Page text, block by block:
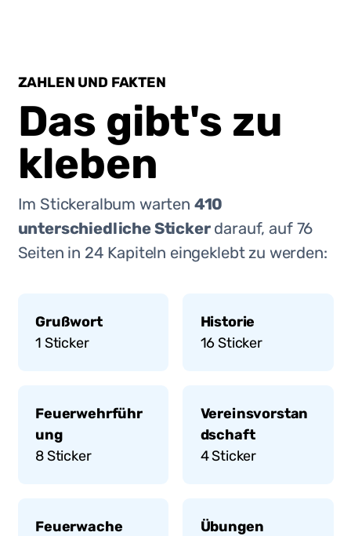
ZAHLEN UND FAKTEN
Das gibt's zu
kleben
Im Stickeralbum warten 410
unterschiedliche Sticker darauf, auf 76
Seiten in 24 Kapiteln eingeklebt zu werden:
Grußwort
1 Sticker
Historie
16Sticker
Feuerwehrführ
ung
8Sticker
Vereinsvorstan
dschaft
4Sticker
Feuerwache
Übungen